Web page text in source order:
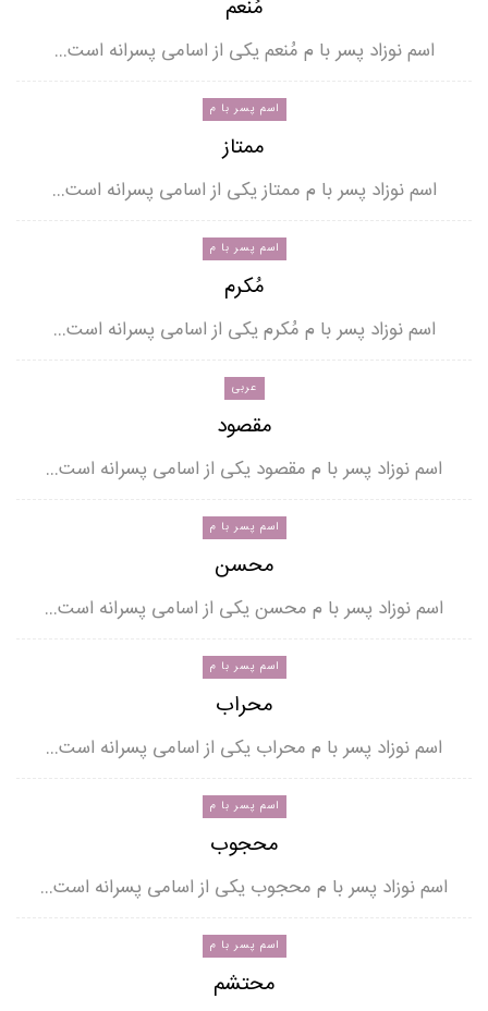
مُنعم
اسم نوزاد پسر با م مُنعم یکی از اسامی پسرانه است…
اسم پسر با م
ممتاز
اسم نوزاد پسر با م ممتاز یکی از اسامی پسرانه است…
اسم پسر با م
مُکرم
اسم نوزاد پسر با م مُکرم یکی از اسامی پسرانه است…
عربی
مقصود
اسم نوزاد پسر با م مقصود یکی از اسامی پسرانه است…
اسم پسر با م
محسن
اسم نوزاد پسر با م محسن یکی از اسامی پسرانه است…
اسم پسر با م
محراب
اسم نوزاد پسر با م محراب یکی از اسامی پسرانه است…
اسم پسر با م
محجوب
اسم نوزاد پسر با م محجوب یکی از اسامی پسرانه است…
اسم پسر با م
محتشم